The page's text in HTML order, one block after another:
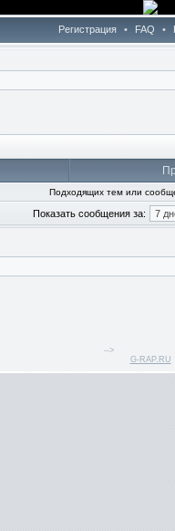
Регистрация • FAQ •
Подходящих тем или
Показать сообщения за:
-->
G-RAP.RU